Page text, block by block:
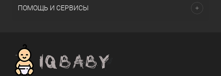
ПОМОЩЬ И СЕРВИСЫ